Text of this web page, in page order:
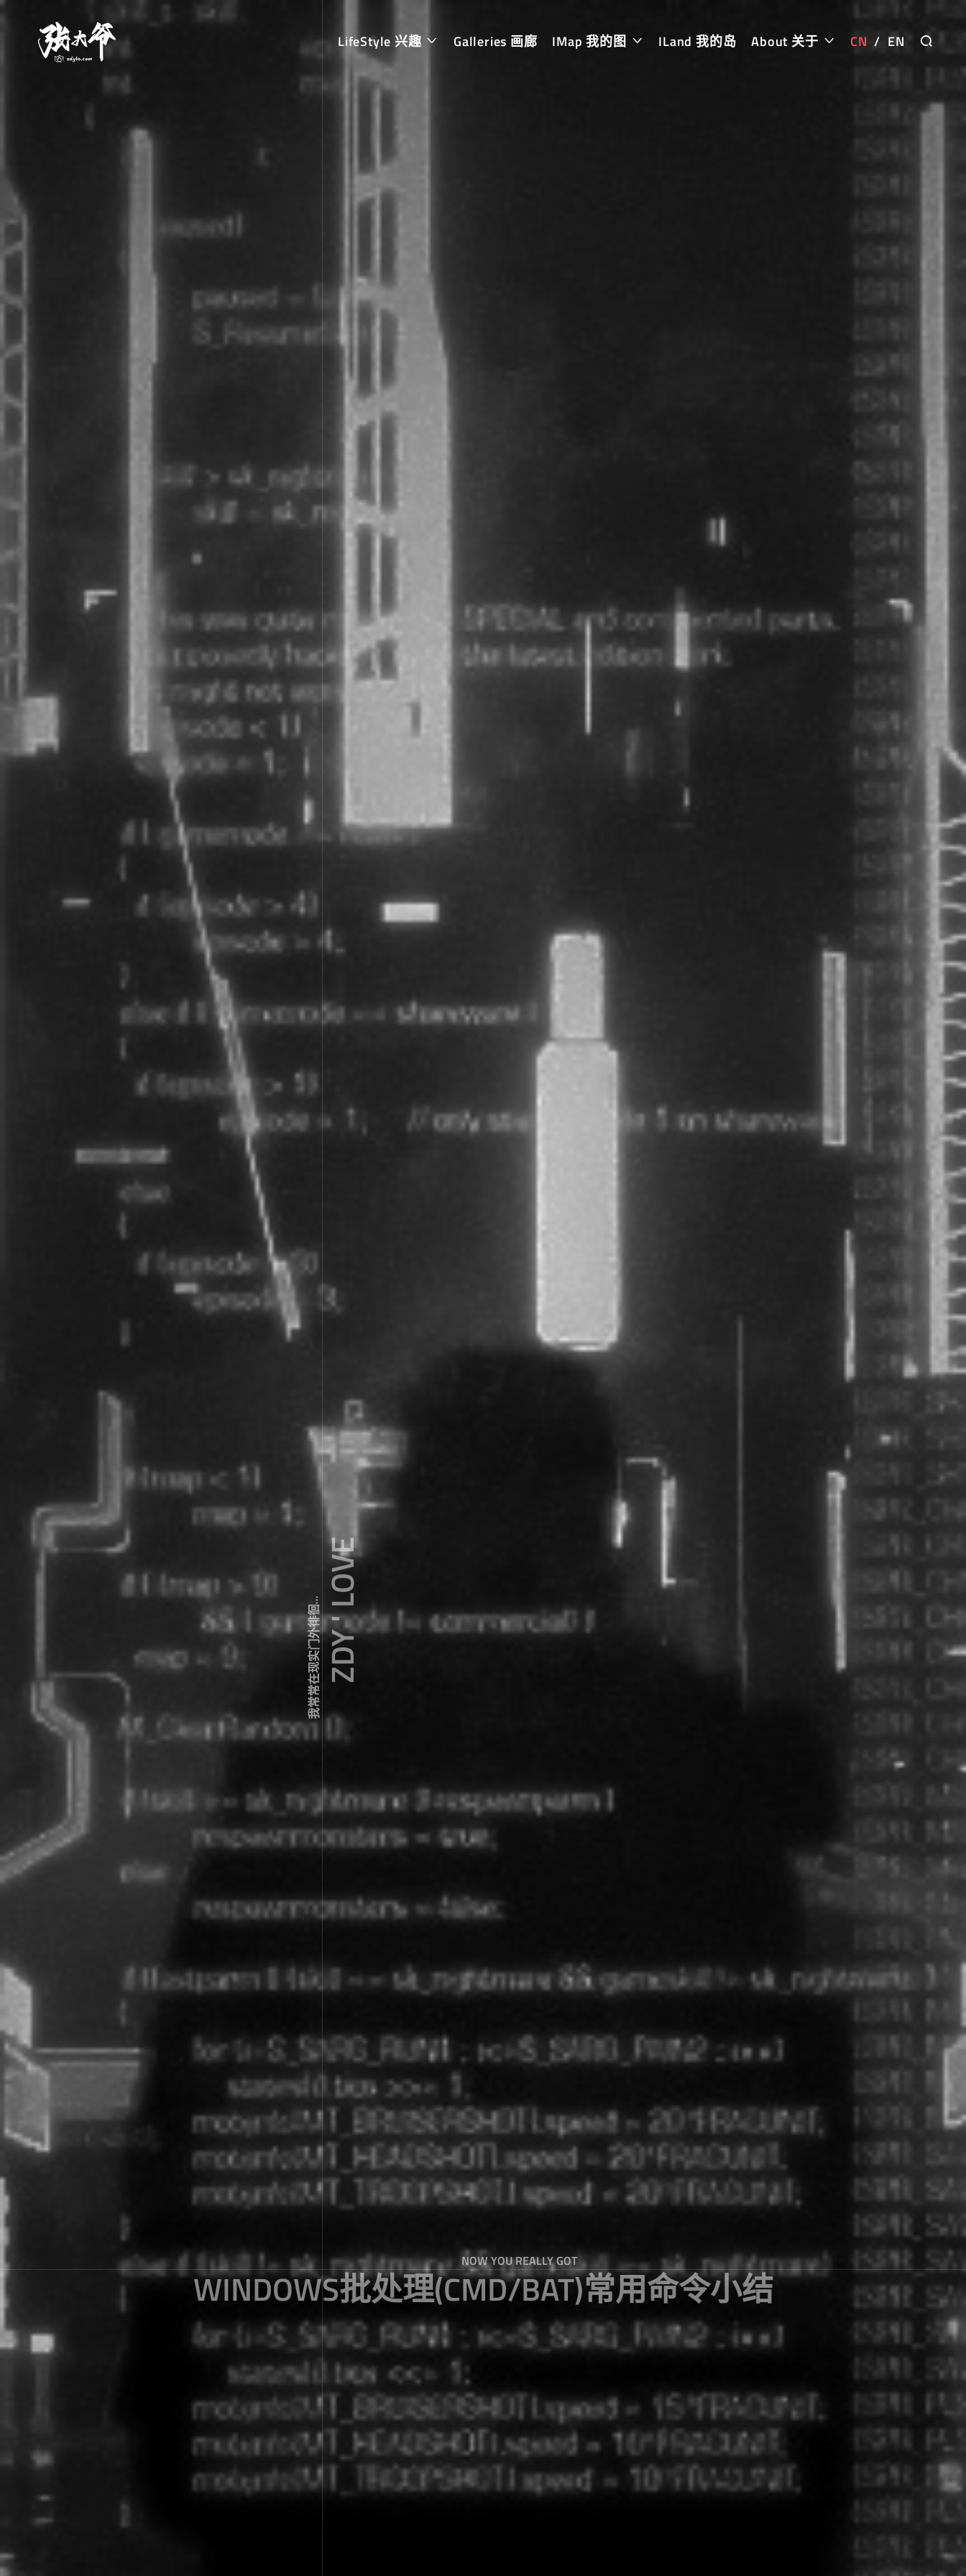
LifeStyle 兴趣 Galleries 画廊 IMap 我的图 ILand 我的岛 About 关于 CN / EN
我常常在现实门外徘徊...ZDY ' LOVE
NOW YOU REALLY GOT
WINDOWS批处理(CMD/BAT)常用命令小结